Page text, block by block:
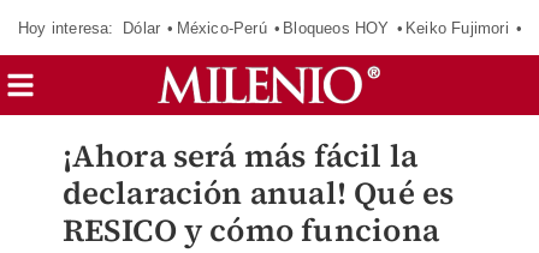
Hoy interesa: Dólar México-Perú Bloqueos HOY Keiko Fujimori
¡Ahora será más fácil la
declaración anual! Qué es
RESICO y cómo funciona